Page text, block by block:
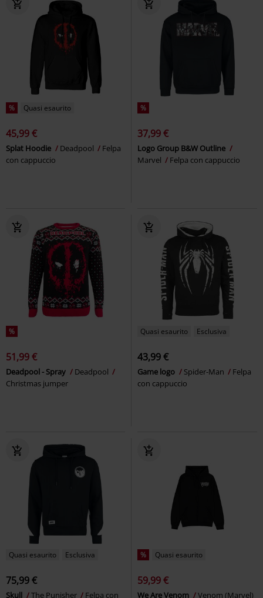
% Quasi esaurito
45,99 €
Splat Hoodie Deadpool
Felpa
con cappuccio
%
37,99 €
Logo Group B&W Outline
Marvel
Felpa con cappuccio
%
51,99 €
Deadpool - Spray
Deadpool
Christmas jumper
Quasi esaurito Esclusiva
43,99 €
Game logo Spider-Man
Felpa
con cappuccio
Quasi esaurito Esclusiva
75,99 €
Skull The Punisher Felpa con
% Quasi esaurito
59,99 €
We Are Venom Venom (Marvel)